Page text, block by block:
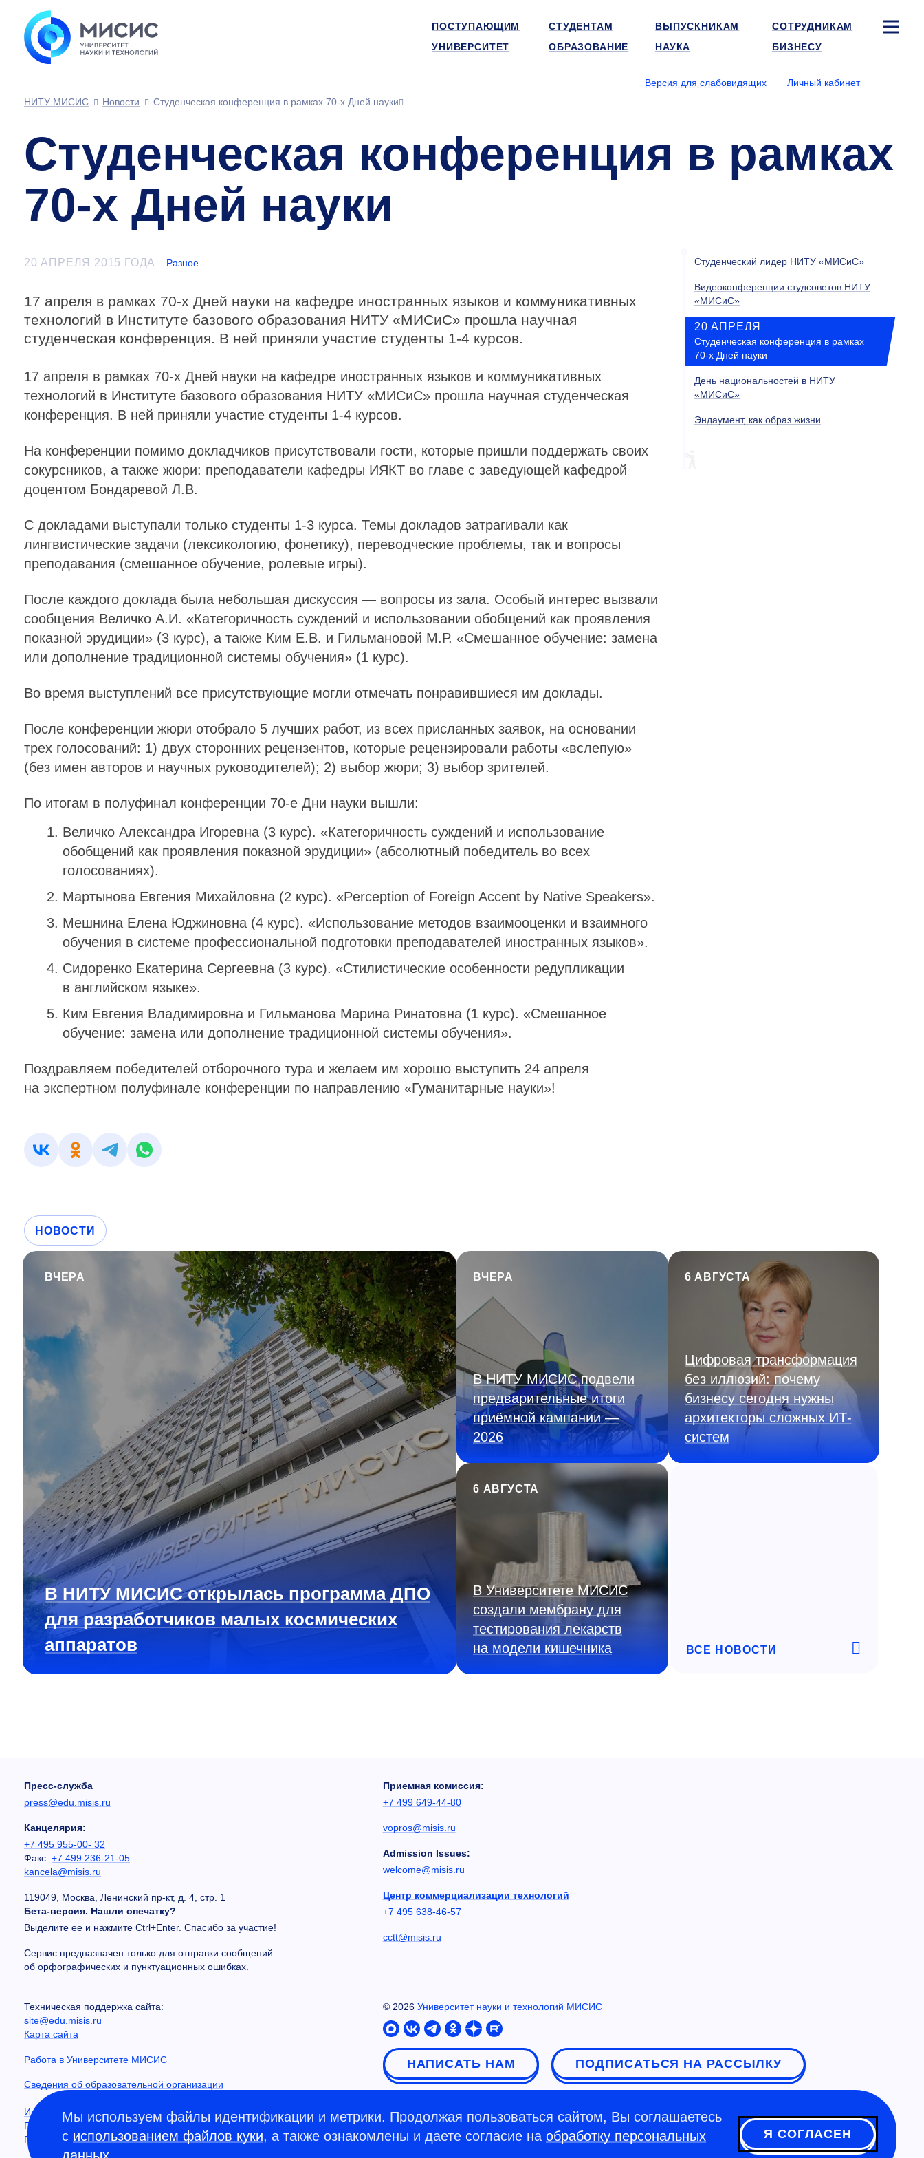
ПОСТУПАЮЩИМ СТУДЕНТАМ ВЫПУСКНИКАМ
СОТРУДНИКАМ
УНИВЕРСИТЕТ
ОБРАЗОВАНИЕ НАУКА БИЗНЕСУ
Версия для слабовидящих
Личный кабинет
НИТУ МИСИС
Новости Студенческая конференция в рамках 70-х Дней науки
Студенческая конференция в рамках
70-х Дней науки
20 АПРЕЛЯ 2015 ГОДА Разное
17 апреля в рамках 70-х Дней науки на кафедре иностранных языков и коммуникативных
технологий в Институте базового образования НИТУ «МИСиС» прошла научная
студенческая конференция. В ней приняли участие студенты 1-4 курсов.
17 апреля в рамках 70-х Дней науки на кафедре иностранных языков и коммуникативных
технологий в Институте базового образования НИТУ «МИСиС» прошла научная студенческая
конференция. В ней приняли участие студенты 1-4 курсов.
На конференции помимо докладчиков присутствовали гости, которые пришли поддержать своих
сокурсников, а также жюри: преподаватели кафедры ИЯКТ во главе с заведующей кафедрой
доцентом Бондаревой Л.В.
С докладами выступали только студенты 1-3 курса. Темы докладов затрагивали как
лингвистические задачи (лексикологию, фонетику), переводческие проблемы, так и вопросы
преподавания (смешанное обучение, ролевые игры).
После каждого доклада была небольшая дискуссия — вопросы из зала. Особый интерес вызвали
сообщения Величко А.И. «Категоричность суждений и использовании обобщений как проявления
показной эрудиции» (3 курс), а также Ким Е.В. и Гильмановой М.Р. «Смешанное обучение: замена
или дополнение традиционной системы обучения» (1 курс).
Во время выступлений все присутствующие могли отмечать понравившиеся им доклады.
После конференции жюри отобрало 5 лучших работ, из всех присланных заявок, на основании
трех голосований: 1) двух сторонних рецензентов, которые рецензировали работы «вслепую»
(без имен авторов и научных руководителей); 2) выбор жюри; 3) выбор зрителей.
По итогам в полуфинал конференции 70-е Дни науки вышли:
Величко Александра Игоревна (3 курс). «Категоричность суждений и использование
обобщений как проявления показной эрудиции» (абсолютный победитель во всех
голосованиях).
Мартынова Евгения Михайловна (2 курс). «Perception of Foreign Accent by Native Speakers».
Мешнина Елена Юджиновна (4 курс). «Использование методов взаимооценки и взаимного
обучения в системе профессиональной подготовки преподавателей иностранных языков».
Сидоренко Екатерина Сергеевна (3 курс). «Стилистические особенности редупликации
в английском языке».
Ким Евгения Владимировна и Гильманова Марина Ринатовна (1 курс). «Смешанное
обучение: замена или дополнение традиционной системы обучения».
Поздравляем победителей отборочного тура и желаем им хорошо выступить 24 апреля
на экспертном полуфинале конференции по направлению «Гуманитарные науки»!
Студенческий лидер НИТУ «МИСиС»
Видеоконференции студсоветов НИТУ
«МИСиС»
20 АПРЕЛЯ
Студенческая конференция в рамках
70-х Дней науки
День национальностей в НИТУ
«МИСиС»
Эндаумент, как образ жизни
НОВОСТИ
ВЧЕРА
В НИТУ МИСИС открылась программа ДПО
для разработчиков малых космических
аппаратов
ВЧЕРА
В НИТУ МИСИС подвели
предварительные итоги
приёмной кампании —
2026
6 АВГУСТА
Цифровая трансформация
без иллюзий: почему
бизнесу сегодня нужны
архитекторы сложных ИТ-
систем
6 АВГУСТА
В Университете МИСИС
создали мембрану для
тестирования лекарств
на модели кишечника
ВСЕ НОВОСТИ
Пресс-служба
press@edu.misis.ru
Канцелярия:
+7 495 955-00- 32
Факс: +7 499 236-21-05
kancela@misis.ru
119049, Москва, Ленинский пр-кт, д. 4, стр. 1
Бета-версия. Нашли опечатку?
Выделите ее и нажмите Ctrl+Enter. Спасибо за участие!
Сервис предназначен только для отправки сообщений
об орфографических и пунктуационных ошибках.
Приемная комиссия:
+7 499 649-44-80
vopros@misis.ru
Admission Issues:
welcome@misis.ru
Центр коммерциализации технологий
+7 495 638-46-57
cctt@misis.ru
Техническая поддержка сайта:
site@edu.misis.ru
Карта сайта
Работа в Университете МИСИС
Сведения об образовательной организации
Информация о закупках
Противодействие коррупции
Политика конфиденциальности
© 2026 Университет науки и технологий МИСИС
НАПИСАТЬ НАМ ПОДПИСАТЬСЯ НА РАССЫЛКУ
Мы используем файлы идентификации и метрики. Продолжая пользоваться сайтом, Вы соглашаетесь
с использованием файлов куки, а также ознакомлены и даете согласие на обработку персональных
Я СОГЛАСЕН